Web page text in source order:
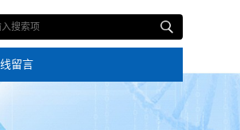
留言